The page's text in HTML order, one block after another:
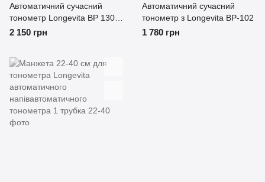
Автоматичний сучасний
тонометр Longevita BP 1304
в комплекті адаптер (блок
2 150 грн
Автоматичний сучасний
тонометр з Longevita BP-102
1 780 грн